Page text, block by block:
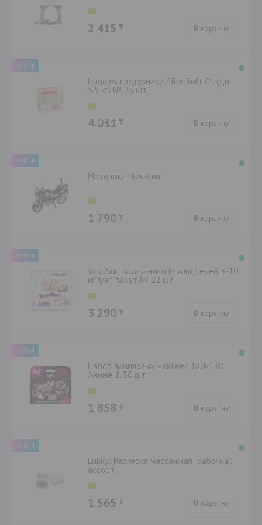
2 415 ₸ В корзину
0-0-4
Huggies подгузники Elite Soft 0+ (до
3.5 кг) № 25 шт
4 031 ₸ В корзину
0-0-4
Мотоцикл Полиция
1 790 ₸ В корзину
0-0-4
YokoSun подгузники M для детей 5-10
кг п/эт пакет № 22 шт
3 290 ₸ В корзину
0-0-4
Набор виниловых наклеек 120х130
Аниме 1, 50 шт
1 858 ₸ В корзину
0-0-4
Lukky: Расчёска массажная "Бабочка",
ассорт.
1 565 ₸ В корзину